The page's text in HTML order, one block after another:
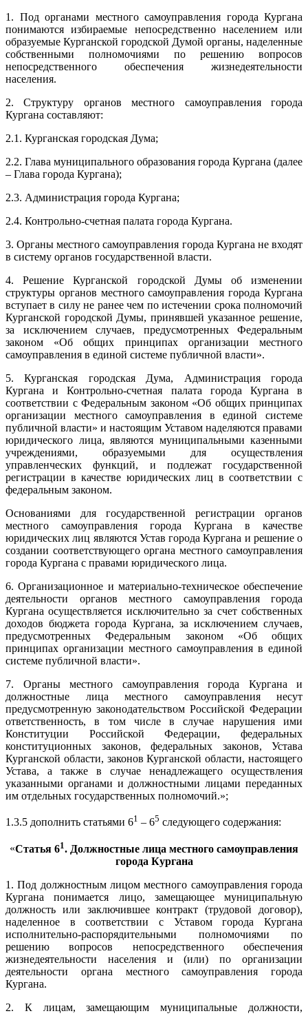
1. Под органами местного самоуправления города Кургана
понимаются избираемые непосредственно населением или
образуемые Курганской городской Думой органы, наделенные
собственными полномочиями по решению вопросов
непосредственного обеспечения жизнедеятельности
населения.
2. Структуру органов местного самоуправления города
Кургана составляют:
2.1. Курганская городская Дума;
2.2. Глава муниципального образования города Кургана (далее
– Глава города Кургана);
2.3. Администрация города Кургана;
2.4. Контрольно-счетная палата города Кургана.
3. Органы местного самоуправления города Кургана не входят
в систему органов государственной власти.
4. Решение Курганской городской Думы об изменении
структуры органов местного самоуправления города Кургана
вступает в силу не ранее чем по истечении срока полномочий
Курганской городской Думы, принявшей указанное решение,
за исключением случаев, предусмотренных Федеральным
законом «Об общих принципах организации местного
самоуправления в единой системе публичной власти».
5. Курганская городская Дума, Администрация города
Кургана и Контрольно-счетная палата города Кургана в
соответствии с Федеральным законом «Об общих принципах
организации местного самоуправления в единой системе
публичной власти» и настоящим Уставом наделяются правами
юридического лица, являются муниципальными казенными
учреждениями, образуемыми для осуществления
управленческих функций, и подлежат государственной
регистрации в качестве юридических лиц в соответствии с
федеральным законом.
Основаниями для государственной регистрации органов
местного самоуправления города Кургана в качестве
юридических лиц являются Устав города Кургана и решение о
создании соответствующего органа местного самоуправления
города Кургана с правами юридического лица.
6. Организационное и материально-техническое обеспечение
деятельности органов местного самоуправления города
Кургана осуществляется исключительно за счет собственных
доходов бюджета города Кургана, за исключением случаев,
предусмотренных Федеральным законом «Об общих
принципах организации местного самоуправления в единой
системе публичной власти».
7. Органы местного самоуправления города Кургана и
должностные лица местного самоуправления несут
предусмотренную законодательством Российской Федерации
ответственность, в том числе в случае нарушения ими
Конституции Российской Федерации, федеральных
конституционных законов, федеральных законов, Устава
Курганской области, законов Курганской области, настоящего
Устава, а также в случае ненадлежащего осуществления
указанными органами и должностными лицами переданных
им отдельных государственных полномочий.»;
1.3.5 дополнить статьями 61 – 65 следующего содержания:
«Статья 61. Должностные лица местного самоуправления
города Кургана
1. Под должностным лицом местного самоуправления города
Кургана понимается лицо, замещающее муниципальную
должность или заключившее контракт (трудовой договор),
наделенное в соответствии с Уставом города Кургана
исполнительно-распорядительными полномочиями по
решению вопросов непосредственного обеспечения
жизнедеятельности населения и (или) по организации
деятельности органа местного самоуправления города
Кургана.
2. К лицам, замещающим муниципальные должности,